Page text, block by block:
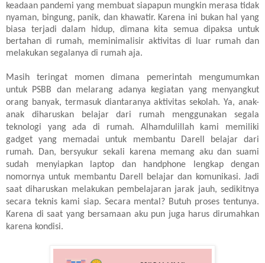
keadaan pandemi yang membuat siapapun mungkin merasa tidak
nyaman, bingung, panik, dan khawatir. Karena ini bukan hal yang
biasa terjadi dalam hidup, dimana kita semua dipaksa untuk
bertahan di rumah, meminimalisir aktivitas di luar rumah dan
melakukan segalanya di rumah aja.
Masih teringat momen dimana pemerintah mengumumkan
untuk PSBB dan melarang adanya kegiatan yang menyangkut
orang banyak, termasuk diantaranya aktivitas sekolah. Ya, anak-
anak diharuskan belajar dari rumah menggunakan segala
teknologi yang ada di rumah. Alhamdulillah kami memiliki
gadget yang memadai untuk membantu Darell belajar dari
rumah. Dan, bersyukur sekali karena memang aku dan suami
sudah menyiapkan laptop dan handphone lengkap dengan
nomornya untuk membantu Darell belajar dan komunikasi. Jadi
saat diharuskan melakukan pembelajaran jarak jauh, sedikitnya
secara teknis kami siap. Secara mental? Butuh proses tentunya.
Karena di saat yang bersamaan aku pun juga harus dirumahkan
karena kondisi.